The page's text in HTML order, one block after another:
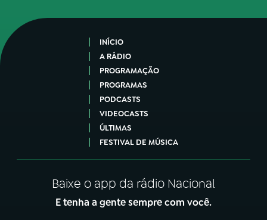
INÍCIO
A RÁDIO
PROGRAMAÇÃO
PROGRAMAS
PODCASTS
VIDEOCASTS
ÚLTIMAS
FESTIVAL DE MÚSICA
Baixe o app da rádio Nacional
E tenha a gente sempre com você.